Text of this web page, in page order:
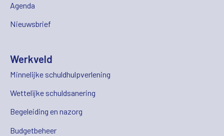
Agenda
Nieuwsbrief
Werkveld
Minnelijke schuldhulpverlening
Wettelijke schuldsanering
Begeleiding en nazorg
Budgetbeheer